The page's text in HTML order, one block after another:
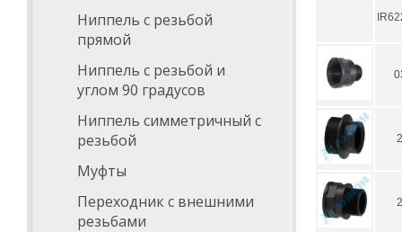
Ниппель с резьбой
прямой
Ниппель с резьбой и
углом 90 градусов
Ниппель симметричный с
резьбой
Муфты
Переходник с внешними
резьбами